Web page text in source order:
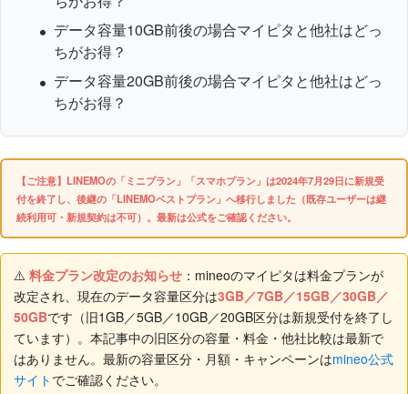
データ容量10GB前後の場合マイピタと他社はどっ
ちがお得？
データ容量20GB前後の場合マイピタと他社はどっ
ちがお得？
【ご注意】LINEMOの「ミニプラン」「スマホプラン」は2024年7月29日に新規受
付を終了し、後継の「LINEMOベストプラン」へ移行しました（既存ユーザーは継
続利用可・新規契約は不可）。最新は公式をご確認ください。
⚠️ 料金プラン改定のお知らせ ：mineoのマイピタは料金プランが
改定され、現在のデータ容量区分は3GB／7GB／15GB／30GB／
50GBです（旧1GB／5GB／10GB／20GB区分は新規受付を終了し
ています）。本記事中の旧区分の容量・料金・他社比較は最新で
はありません。最新の容量区分・月額・キャンペーンはmineo公式
サイト でご確認ください。